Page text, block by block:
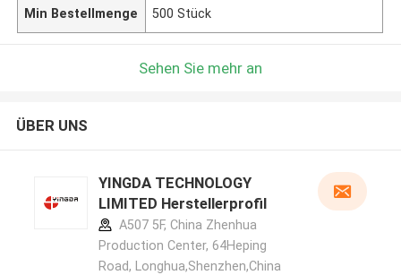
Min Bestellmenge 500 Stück
Sehen Sie mehr an
ÜBER UNS
YINGDA TECHNOLOGY
LIMITED Herstellerprofil
A507 5F, China Zhenhua
Production Center, 64Heping
Road, Longhua,Shenzhen,China